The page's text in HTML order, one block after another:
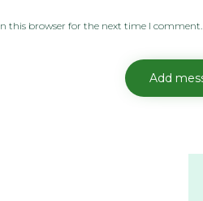
this browser for the next time I comment.